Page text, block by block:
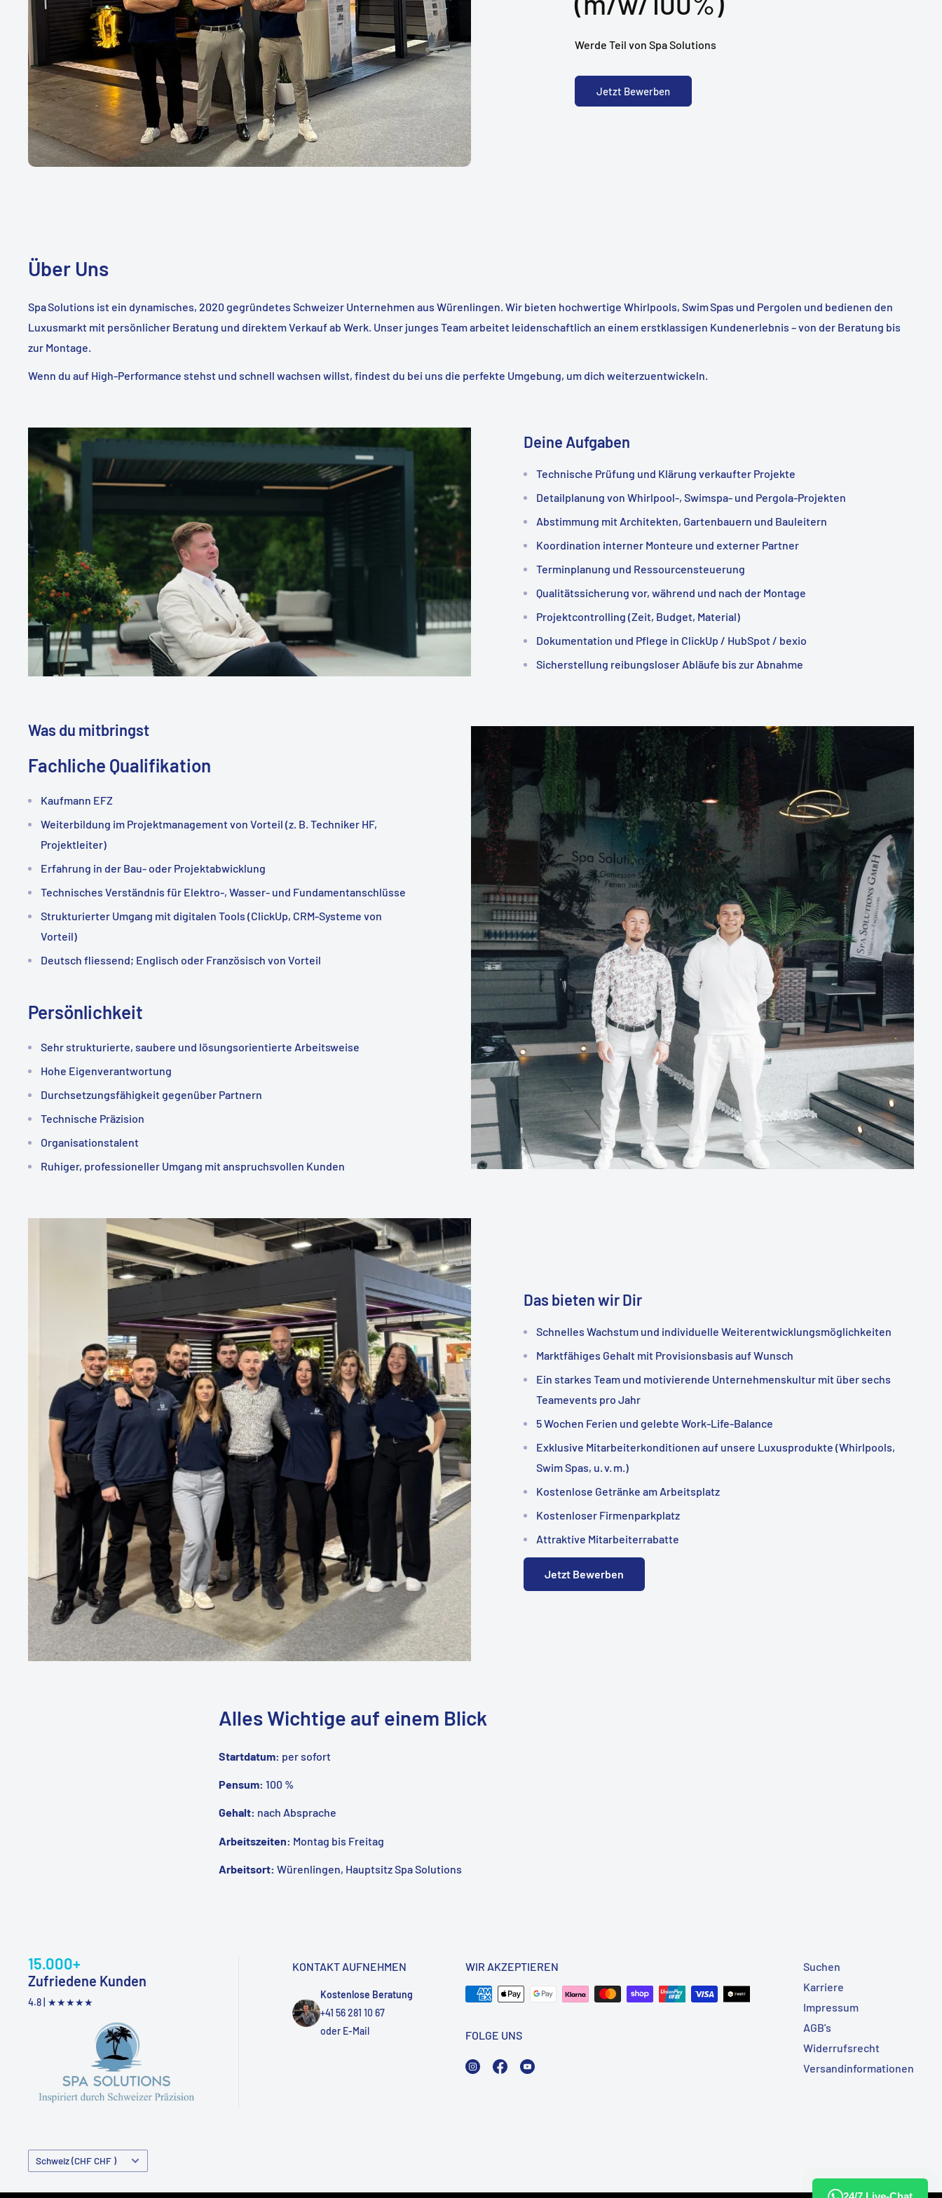
Werde Teil von Spa Solutions
Jetzt Bewerben
Über Uns
Spa Solutions ist ein dynamisches, 2020 gegründetes Schweizer Unternehmen aus Würenlingen. Wir bieten hochwertige Whirlpools, Swim Spas und Pergolen und bedienen den
Luxusmarkt mit persönlicher Beratung und direktem Verkauf ab Werk. Unser junges Team arbeitet leidenschaftlich an einem erstklassigen Kundenerlebnis – von der Beratung bis
zur Montage.
Wenn du auf High-Performance stehst und schnell wachsen willst, findest du bei uns die perfekte Umgebung, um dich weiterzuentwickeln.
Deine Aufgaben
Technische Prüfung und Klärung verkaufter Projekte
Detailplanung von Whirlpool-, Swimspa- und Pergola-Projekten
Abstimmung mit Architekten, Gartenbauern und Bauleitern
Koordination interner Monteure und externer Partner
Terminplanung und Ressourcensteuerung
Qualitätssicherung vor, während und nach der Montage
Projektcontrolling (Zeit, Budget, Material)
Dokumentation und Pflege in ClickUp / HubSpot / bexio
Sicherstellung reibungsloser Abläufe bis zur Abnahme
Was du mitbringst
Fachliche Qualifikation
Kaufmann EFZ
Weiterbildung im Projektmanagement von Vorteil (z. B. Techniker HF,
Projektleiter)
Erfahrung in der Bau- oder Projektabwicklung
Technisches Verständnis für Elektro-, Wasser- und Fundamentanschlüsse
Strukturierter Umgang mit digitalen Tools (ClickUp, CRM-Systeme von
Vorteil)
Deutsch fliessend; Englisch oder Französisch von Vorteil
Persönlichkeit
Sehr strukturierte, saubere und lösungsorientierte Arbeitsweise
Hohe Eigenverantwortung
Durchsetzungsfähigkeit gegenüber Partnern
Technische Präzision
Organisationstalent
Ruhiger, professioneller Umgang mit anspruchsvollen Kunden
Das bieten wir Dir
Schnelles Wachstum und individuelle Weiterentwicklungsmöglichkeiten
Marktfähiges Gehalt mit Provisionsbasis auf Wunsch
Ein starkes Team und motivierende Unternehmenskultur mit über sechs
Teamevents pro Jahr
5 Wochen Ferien und gelebte Work-Life-Balance
Exklusive Mitarbeiterkonditionen auf unsere Luxusprodukte (Whirlpools,
Swim Spas, u. v. m.)
Kostenlose Getränke am Arbeitsplatz
Kostenloser Firmenparkplatz
Attraktive Mitarbeiterrabatte
Jetzt Bewerben
Alles Wichtige auf einem Blick
Startdatum: per sofort
Pensum: 100 %
Gehalt: nach Absprache
Arbeitszeiten: Montag bis Freitag
Arbeitsort: Würenlingen, Hauptsitz Spa Solutions
15.000+
Zufriedene Kunden
4.8 | ★★★★★
KONTAKT AUFNEHMEN
Kostenlose Beratung
+41 56 281 10 67
oder E-Mail
WIR AKZEPTIEREN
FOLGE UNS
InstagramFacebook
Suchen
Karriere
Impressum
AGB's
Widerrufsrecht
Versandinformationen
Land/Region Schweiz (CHF CHF )